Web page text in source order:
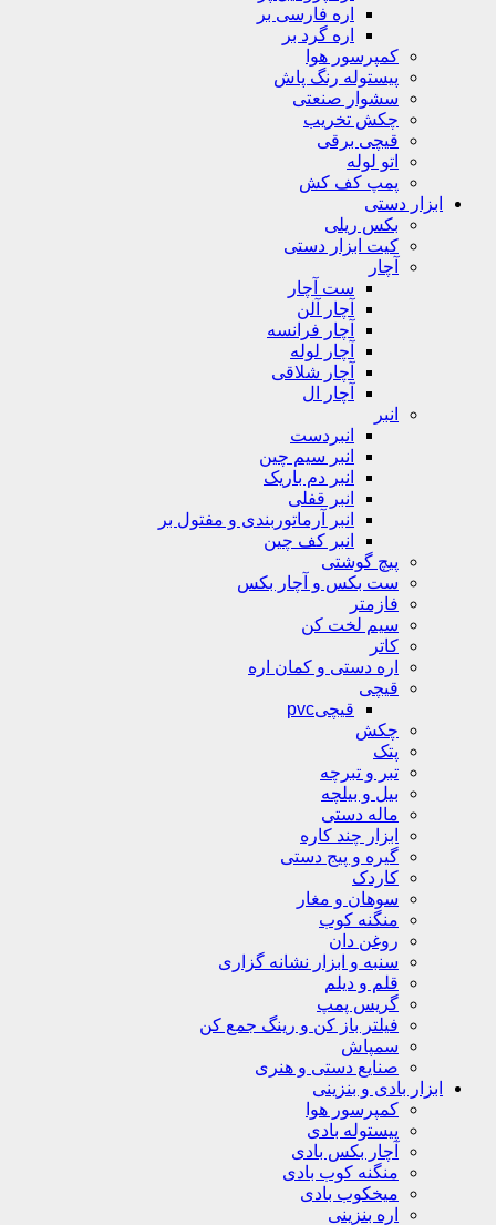
اره فارسی بر
اره گرد بر
کمپرسور هوا
پیستوله رنگ پاش
سشوار صنعتی
چکش تخریب
قیچی برقی
اتو لوله
پمپ کف کش
ابزار دستی
بکس ریلی
کیت ابزار دستی
آچار
ست آچار
آچار آلن
آچار فرانسه
آچار لوله
آچار شلاقی
آچار ال
انبر
انبردست
انبر سیم چین
انبر دم باریک
انبر قفلی
انبر آرماتوربندی و مفتول بر
انبر کف چین
پیچ گوشتی
ست بکس و آچار بکس
فازمتر
سیم لخت کن
کاتر
اره دستی و کمان اره
قیچی
قیچیpvc
چکش
پتک
تبر و تبرچه
بیل و بیلچه
ماله دستی
ابزار چند کاره
گیره و پیج دستی
کاردک
سوهان و مغار
منگنه کوب
روغن دان
سنبه و ابزار نشانه گزاری
قلم و دیلم
گریس پمپ
فیلتر باز کن و رینگ جمع کن
سمپاش
صنایع دستی و هنری
ابزار بادی و بنزینی
کمپرسور هوا
پیستوله بادی
آچار بکس بادی
منگنه کوب بادی
میخکوب بادی
اره بنزینی